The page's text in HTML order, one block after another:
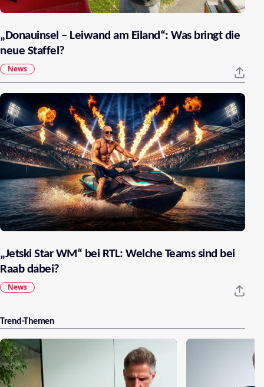
„Donauinsel – Leiwand am Eiland“: Was bringt die
neue Staffel?
News
„Jetski Star WM“ bei RTL: Welche Teams sind bei
Raab dabei?
News
Trend-Themen